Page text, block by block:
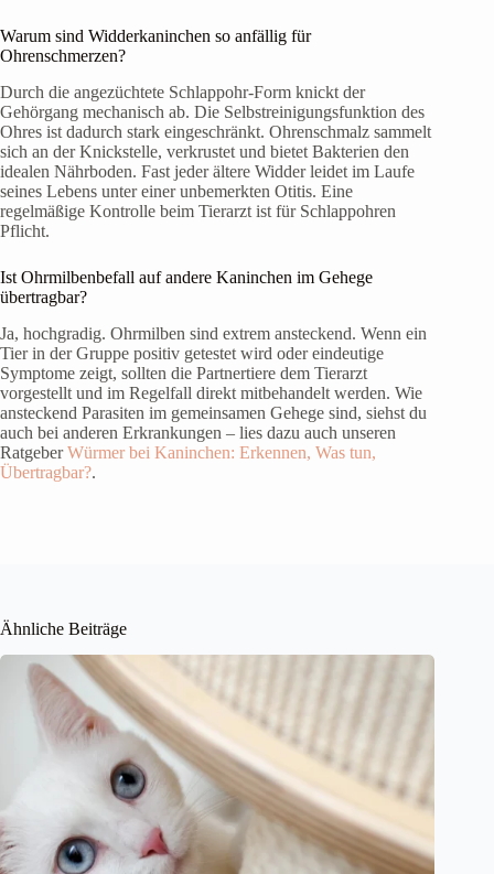
Warum sind Widderkaninchen so anfällig für
Ohrenschmerzen?
Durch die angezüchtete Schlappohr-Form knickt der
Gehörgang mechanisch ab. Die Selbstreinigungsfunktion des
Ohres ist dadurch stark eingeschränkt. Ohrenschmalz sammelt
sich an der Knickstelle, verkrustet und bietet Bakterien den
idealen Nährboden. Fast jeder ältere Widder leidet im Laufe
seines Lebens unter einer unbemerkten Otitis. Eine
regelmäßige Kontrolle beim Tierarzt ist für Schlappohren
Pflicht.
Ist Ohrmilbenbefall auf andere Kaninchen im Gehege
übertragbar?
Ja, hochgradig. Ohrmilben sind extrem ansteckend. Wenn ein
Tier in der Gruppe positiv getestet wird oder eindeutige
Symptome zeigt, sollten die Partnertiere dem Tierarzt
vorgestellt und im Regelfall direkt mitbehandelt werden. Wie
ansteckend Parasiten im gemeinsamen Gehege sind, siehst du
auch bei anderen Erkrankungen – lies dazu auch unseren
RatgeberWürmer bei Kaninchen: Erkennen, Was tun,
Übertragbar?.
Ähnliche Beiträge